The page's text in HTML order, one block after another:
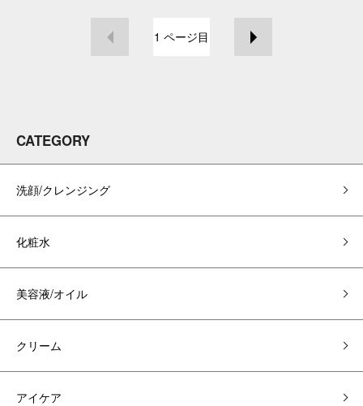
1 ページ目
CATEGORY
洗顔/クレンジング
化粧水
美容液/オイル
クリーム
アイケア